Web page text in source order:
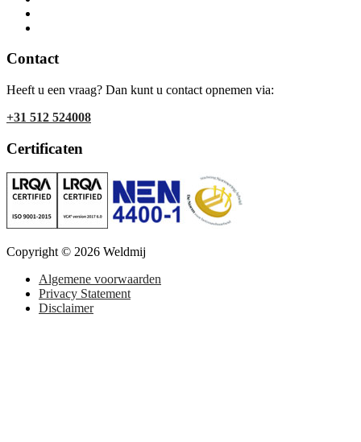
Contact
Heeft u een vraag? Dan kunt u contact opnemen via:
+31 512 524008
Certificaten
Copyright © 2026 Weldmij
Algemene voorwaarden
Privacy Statement
Disclaimer